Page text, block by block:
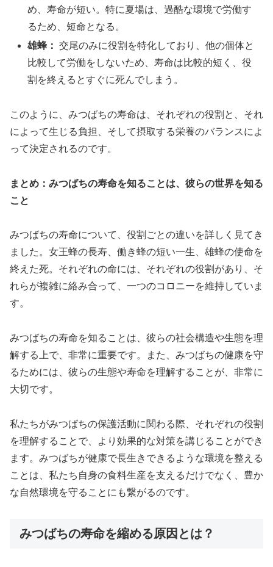
め、寿命が短い。特に夏場は、過酷な環境で労働す
るため、短命となる。
雄蜂： 交尾のみに役割を特化しており、他の個体と
比較して労働をしないため、寿命は比較的短く、役
割を終えるとすぐに死んでしまう。
このように、みつばちの寿命は、それぞれの役割と、それ
によって生じる負担、そして摂取する栄養のバランスによ
って決定されるのです。
まとめ：みつばちの寿命を知ることは、彼らの世界を知る
こと
みつばちの寿命について、役割ごとの違いを詳しく見てき
ました。女王蜂の長寿、働き蜂の短い一生、雄蜂の使命を
終えた死。それぞれの命には、それぞれの役割があり、そ
れらが複雑に絡み合って、一つのコロニーを維持していま
す。
みつばちの寿命を知ることは、彼らの社会構造や生態を理
解する上で、非常に重要です。また、みつばちの健康を守
るためには、彼らの生態や寿命を理解することが、非常に
大切です。
私たちがみつばちの保護活動に関わる際、それぞれの役割
を理解することで、より効果的な対策を講じることができ
ます。みつばちが健康で長生きできるような環境を整える
ことは、私たち自身の食料生産を支えるだけでなく、豊か
な自然環境を守ることにも繋がるのです。
みつばちの寿命を縮める原因とは？